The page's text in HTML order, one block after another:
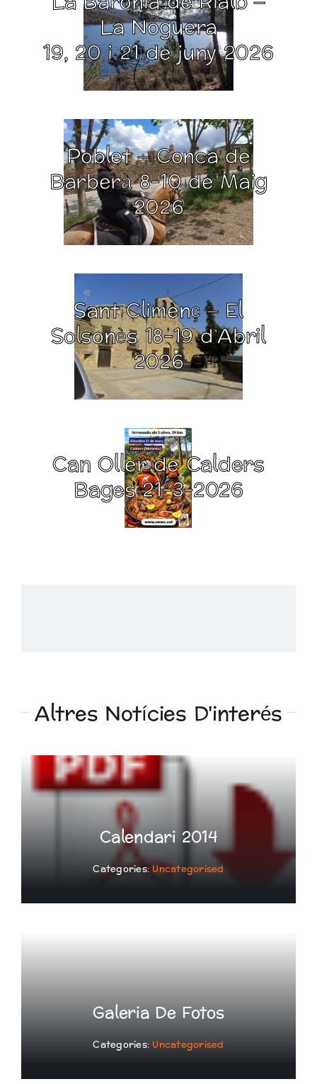
La Noguera
19, 20 i 21 de juny 2026
Poblet – Conca de
Barberà 8-10 de Maig
2026
Sant Climenç – El
Solsonès 18-19 d’Abril
2026
Can Oller de Calders
Bages 21-3-2026
Altres Notícies D'interés
Calendari 2014
Categories: Uncategorised
Galeria De Fotos
Categories:Uncategorised